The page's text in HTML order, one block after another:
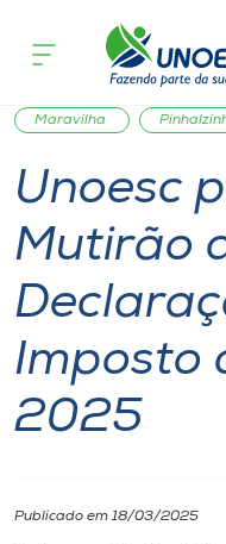
Cursos
Onde estamos
Pesquisa
Atendimento ao
Portal de Ensino
A
Internacionalização
acontece
Comunidade
Maravilha
Unoesc
Mutirão
Imposto
2025
Publicado em 18/03/2025